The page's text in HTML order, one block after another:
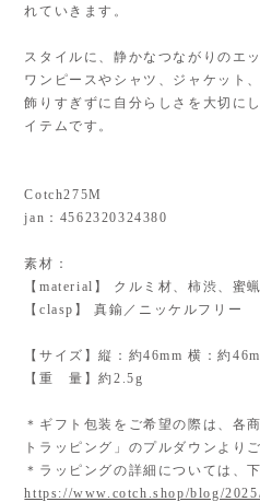
れていきます。
スタイルに、静かなつながりのエ
ワンピースやシャツ、ジャケット
飾りすぎずに自分らしさを大切に
イテムです。
Cotch275M
jan：4562320324380
素材：
【material】 クルミ材、柿渋、蜜
【clasp】 真鍮／ニッケルフリー
【サイズ】縦：約46mm 横：約
【重 量】約2.5g
＊ギフト包装をご希望の際は、各
トラッピング」のプルダウンより
＊ラッピングの詳細については、
https://www.cotch.shop/blog/